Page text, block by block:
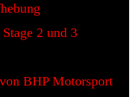
2 und 3
BHP Motorsport